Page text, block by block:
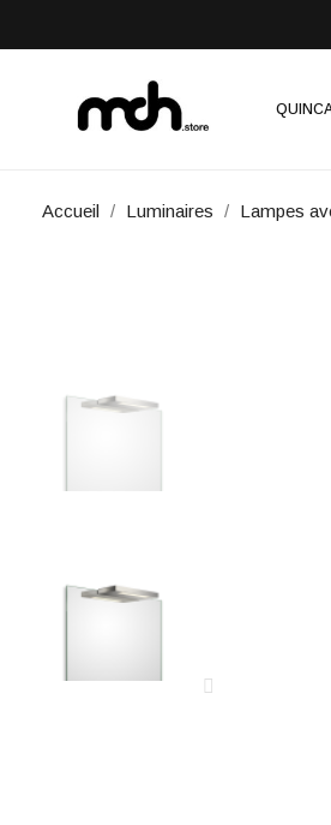
Accueil Luminaires Lampes